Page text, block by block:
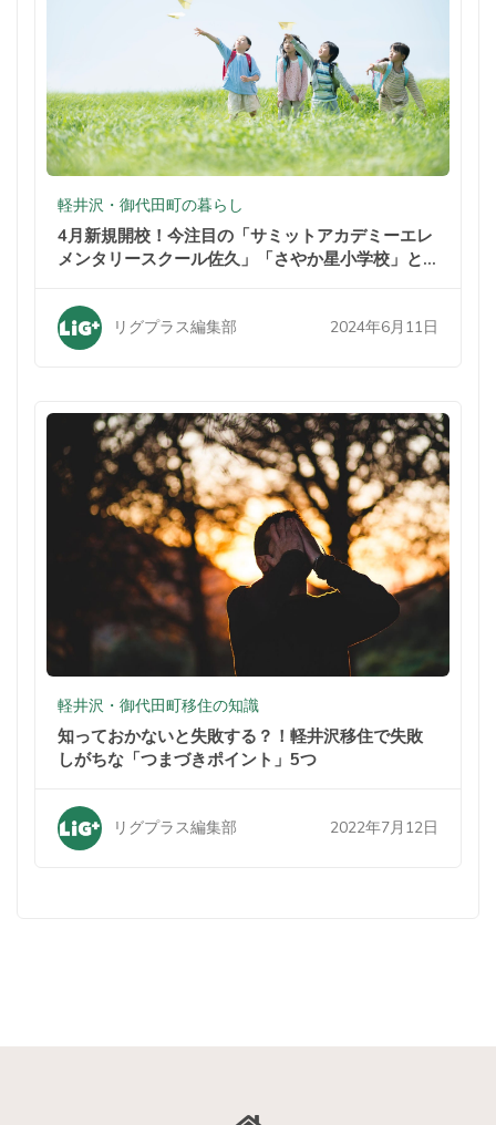
軽井沢・御代田町の暮らし
4月新規開校！今注目の「サミットアカデミーエレ
メンタリースクール佐久」「さやか星小学校」と
リグプラス編集部 2024年6月11日
軽井沢・御代田町移住の知識
知っておかないと失敗する？！軽井沢移住で失敗
しがちな「つまづきポイント」5つ
リグプラス編集部 2022年7月12日